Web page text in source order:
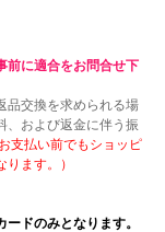
前に適合をお問合せ下
品交換を求められる場
、および返金に伴う振
お支払い前でもショッピ
ます。）
ドのみとなります。